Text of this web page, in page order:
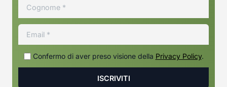
Confermo di aver preso visione della Privacy Policy.